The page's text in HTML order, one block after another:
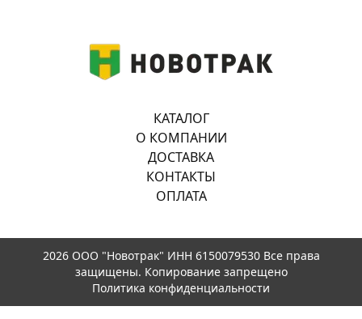
КАТАЛОГ
О КОМПАНИИ
ДОСТАВКА
КОНТАКТЫ
ОПЛАТА
2026 ООО "Новотрак" ИНН 6150079530 Все права
защищены. Копирование запрещено
Политика конфиденциальности